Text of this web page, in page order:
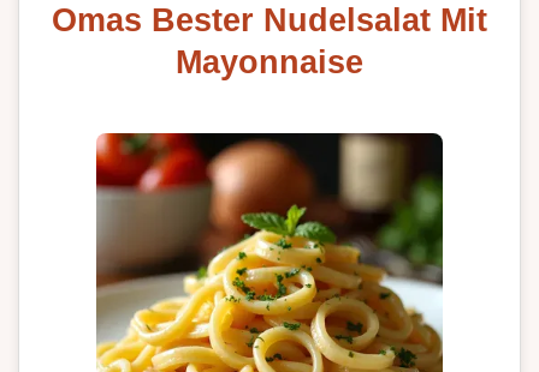
Omas Bester Nudelsalat Mit
Mayonnaise